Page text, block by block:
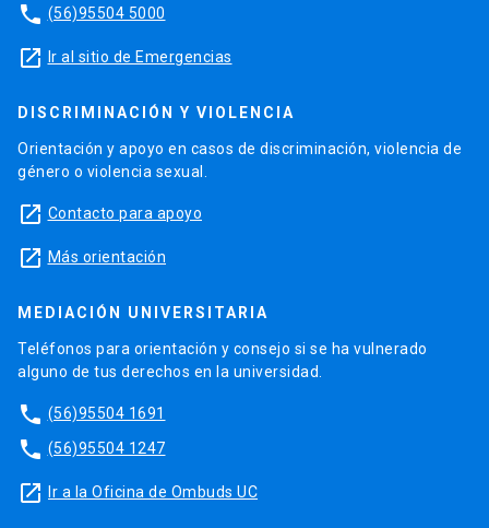
phone (56)95504 5000
launch Ir al sitio de Emergencias
DISCRIMINACIÓN Y VIOLENCIA
Orientación y apoyo en casos de discriminación, violencia de
género o violencia sexual.
launch Contacto para apoyo
launch Más orientación
MEDIACIÓN UNIVERSITARIA
Teléfonos para orientación y consejo si se ha vulnerado
alguno de tus derechos en la universidad.
phone (56)95504 1691
phone (56)95504 1247
launch Ir a la Oficina de Ombuds UC